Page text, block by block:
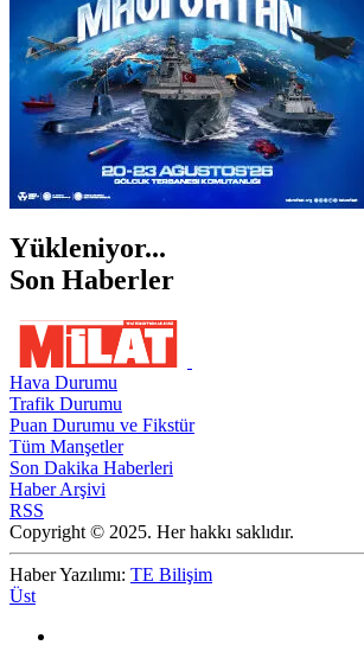
Yükleniyor...
Son Haberler
Hava Durumu
Trafik Durumu
Puan Durumu ve Fikstür
Tüm Manşetler
Son Dakika Haberleri
Haber Arşivi
RSS
Copyright © 2025. Her hakkı saklıdır.
Haber Yazılımı: TE Bilişim
Üst